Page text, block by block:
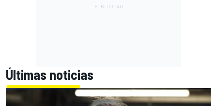
Últimas noticias